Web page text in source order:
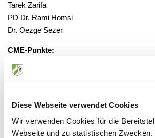
Diese Webseite verwendet Cookies
Wir verwenden Cookies für die
Webseite und zu statistischen Zwecken.
Tarek Zarifa
PD Dr. Rami Homsi
Dr. Oezge Sezer
CME-Punkte:
gesponsert:
gebührenfrei, Anmeldung erforderlich